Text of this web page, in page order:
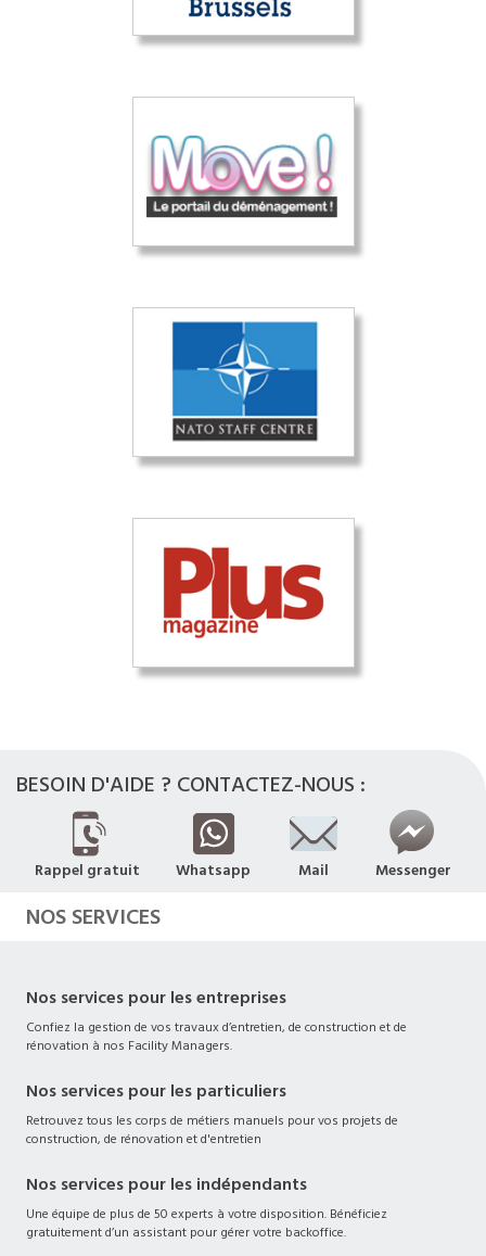
BESOIN D'AIDE ? CONTACTEZ-NOUS :
Rappel gratuit Whatsapp Mail Messenger
NOS SERVICES
Nos services pour les entreprises
Confiez la gestion de vos travaux d’entretien, de construction et de
rénovation à nos Facility Managers.
Nos services pour les particuliers
Retrouvez tous les corps de métiers manuels pour vos projets de
construction, de rénovation et d'entretien
Nos services pour les indépendants
Une équipe de plus de 50 experts à votre disposition. Bénéficiez
gratuitement d’un assistant pour gérer votre backoffice.